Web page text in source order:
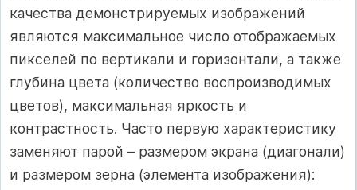
качества демонстрируемых изображений
являются максимальное число отображаемых
пикселей по вертикали и горизонтали, а также
глубина цвета (количество воспроизводимых
цветов), максимальная яркость и
контрастность. Часто первую характеристику
заменяют парой – размером экрана (диагонали)
и размером зерна (элемента изображения):